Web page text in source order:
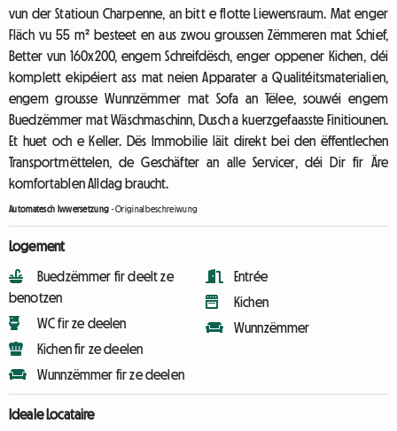
vun der Statioun Charpenne, an bitt e flotte Liewensraum. Mat enger
Fläch vu 55 m² besteet en aus zwou groussen Zëmmeren mat Schief,
Better vun 160x200, engem Schreifdësch, enger oppener Kichen, déi
komplett ekipéiert ass mat neien Apparater a Qualitéitsmaterialien,
engem grousse Wunnzëmmer mat Sofa an Tëlee, souwéi engem
Buedzëmmer mat Wäschmaschinn, Dusch a kuerzgefaasste Finitiounen.
Et huet och e Keller. Dës Immobilie läit direkt bei den ëffentlechen
Transportmëttelen, de Geschäfter an alle Servicer, déi Dir fir Äre
komfortablen Alldag braucht.
Automatesch Iwwersetzung -Originalbeschreiwung
Logement
Buedzëmmer fir deelt ze
benotzen
WC fir ze deelen
Kichen fir ze deelen
Wunnzëmmer fir ze deelen
Entrée
Kichen
Wunnzëmmer
Ideale Locataire